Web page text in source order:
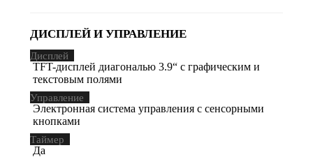
ДИСПЛЕЙ И УПРАВЛЕНИЕ
Дисплей
TFT-дисплей диагональю 3.9“ с графическим и
текстовым полями
Управление
Электронная система управления с сенсорными
кнопками
Таймер
Да